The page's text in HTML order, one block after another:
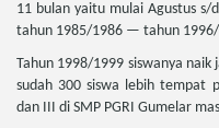
11 bulan yaitu mulai Agustus
tahun 1985/1986 — tahun
Tahun 1998/1999 siswanya naik
sudah 300 siswa lebih tempat
dan III di SMP PGRI Gumelar